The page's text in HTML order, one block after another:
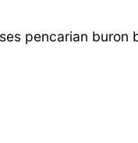
pencarian buron